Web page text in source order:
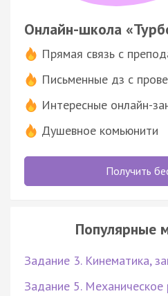
Онлайн-школа
Прямая связь с
Письменные дз с
Интересные онлайн-
Душевное комьюнити
Получить
Популярные
Задание 3. Кинематика,
Задание 5. Механическое